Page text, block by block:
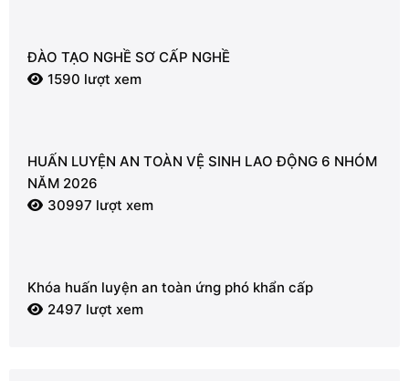
ĐÀO TẠO NGHỀ SƠ CẤP NGHỀ
1590 lượt xem
HUẤN LUYỆN AN TOÀN VỆ SINH LAO ĐỘNG 6 NHÓM
NĂM 2026
30997 lượt xem
Khóa huấn luyện an toàn ứng phó khẩn cấp
2497 lượt xem